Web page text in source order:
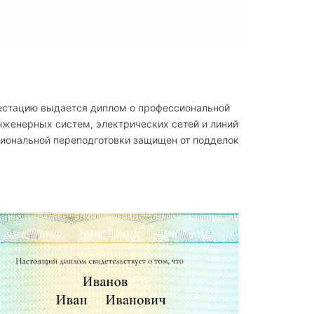
строительного подряда
капитального строительства
надзора
выдается диплом о профессиональной
систем, электрических сетей и линий
переподготовки защищен от подделок